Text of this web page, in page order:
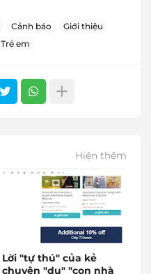
Cảnh báo
Giới thiệu
Trẻ em
Hiện thêm
Lời "tự thú" của kẻ
chuyên "dụ" "con nhà